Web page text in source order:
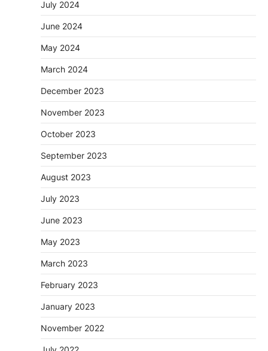
July 2024
June 2024
May 2024
March 2024
December 2023
November 2023
October 2023
September 2023
August 2023
July 2023
June 2023
May 2023
March 2023
February 2023
January 2023
November 2022